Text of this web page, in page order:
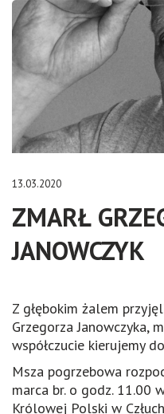
13.03.2020
ZMARŁ
JANOWCZYK
Z głębokim żalem
Grzegorza Janowczyka,
współczucie kierujemy
Msza pogrzebowa
marca br. o godz. 11.00
Królowej Polski w